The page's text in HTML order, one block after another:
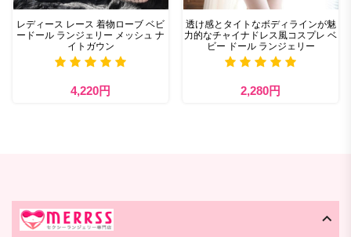
レディース レース 着物ローブ ベビ
ードール ランジェリー メッシュ ナ
イトガウン
4,220円
透け感とタイトなボディラインが魅
力的なチャイナドレス風コスプレ ベ
ビー ドール ランジェリー
2,280円